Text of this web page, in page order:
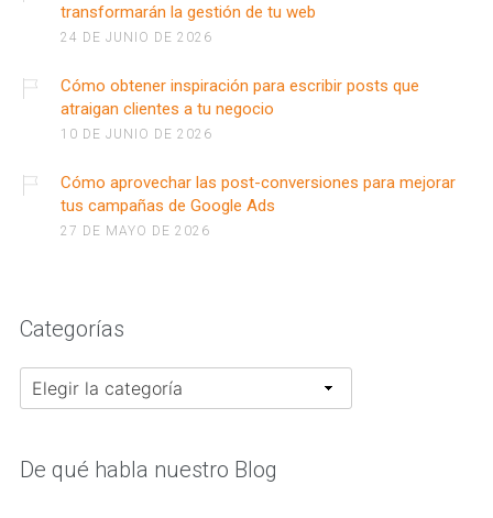
transformarán la gestión de tu web
24 DE JUNIO DE 2026
Cómo obtener inspiración para escribir posts que
atraigan clientes a tu negocio
10 DE JUNIO DE 2026
Cómo aprovechar las post-conversiones para mejorar
tus campañas de Google Ads
27 DE MAYO DE 2026
Categorías
Categorías
De qué habla nuestro Blog